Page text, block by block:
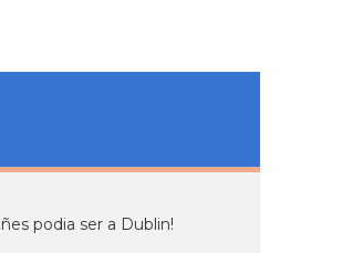
podia ser a Dublin!